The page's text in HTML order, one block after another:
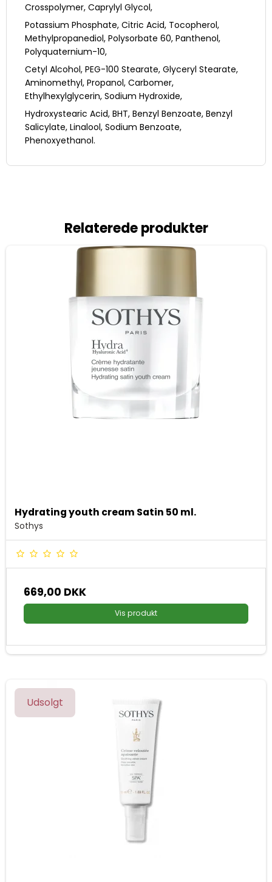
Crosspolymer, Caprylyl Glycol,
Potassium Phosphate, Citric Acid, Tocopherol,
Methylpropanediol, Polysorbate 60, Panthenol,
Polyquaternium-10,
Cetyl Alcohol, PEG-100 Stearate, Glyceryl Stearate,
Aminomethyl, Propanol, Carbomer,
Ethylhexylglycerin, Sodium Hydroxide,
Hydroxystearic Acid, BHT, Benzyl Benzoate, Benzyl
Salicylate, Linalool, Sodium Benzoate,
Phenoxyethanol.
Relaterede produkter
Hydrating youth cream Satin 50 ml.
Sothys
669,00 DKK
Vis produkt
Udsolgt